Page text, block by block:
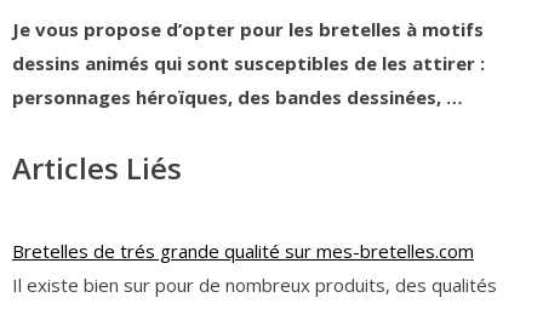
Je vous propose d’opter pour les bretelles à motifs
dessins animés qui sont susceptibles de les attirer :
personnages héroïques, des bandes dessinées, …
Articles Liés
Bretelles de trés grande qualité sur mes-bretelles.com
Il existe bien sur pour de nombreux produits, des qualités